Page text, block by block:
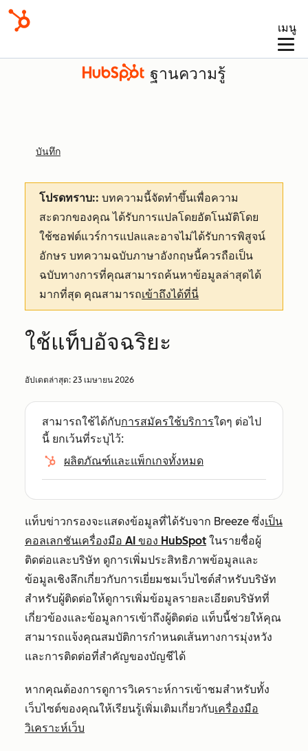
เมนู
ฐานความรู้
บันทึก
โปรดทราบ:: บทความนี้จัดทำขึ้นเพื่อความ
สะดวกของคุณได้รับการแปลโดยอัตโนมัติโดย
ใช้ซอฟต์แวร์การแปลและอาจไม่ได้รับการพิสูจน์
อักษร บทความฉบับภาษาอังกฤษนี้ควรถือเป็น
ฉบับทางการที่คุณสามารถค้นหาข้อมูลล่าสุดได้
มากที่สุด คุณสามารถเข้าถึงได้ที่นี่
ใช้แท็บอัจฉริยะ
อัปเดตล่าสุด: 23 เมษายน 2026
สามารถใช้ได้กับการสมัครใช้บริการใดๆ ต่อไป
นี้ ยกเว้นที่ระบุไว้:
ผลิตภัณฑ์และแพ็กเกจทั้งหมด
แท็บข่าวกรองจะแสดงข้อมูลที่ได้รับจาก Breeze ซึ่งเป็น
คอลเลกชันเครื่องมือ AI ของ HubSpot ในรายชื่อผู้
ติดต่อและบริษัท ดูการเพิ่มประสิทธิภาพข้อมูลและ
ข้อมูลเชิงลึกเกี่ยวกับการเยี่ยมชมเว็บไซต์สำหรับบริษัท
สำหรับผู้ติดต่อให้ดูการเพิ่มข้อมูลรายละเอียดบริษัทที่
เกี่ยวข้องและข้อมูลการเข้าถึงผู้ติดต่อ แท็บนี้ช่วยให้คุณ
สามารถแจ้งคุณสมบัติการกำหนดเส้นทางการมุ่งหวัง
และการติดต่อที่สำคัญของบัญชีได้
หากคุณต้องการดูการวิเคราะห์การเข้าชมสำหรับทั้ง
เว็บไซต์ของคุณให้เรียนรู้เพิ่มเติมเกี่ยวกับเครื่องมือ
วิเคราะห์เว็บ